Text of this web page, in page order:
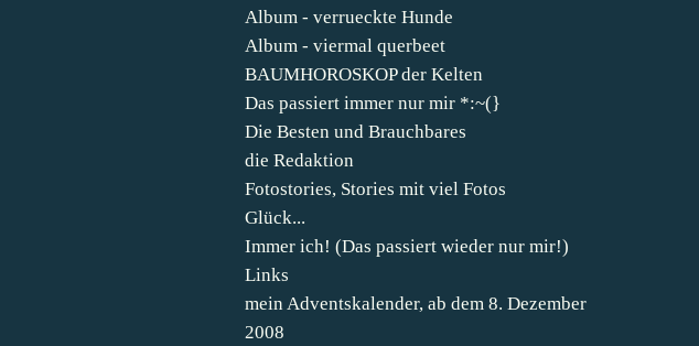
Album - verrueckte Hunde
Album - viermal querbeet
BAUMHOROSKOP der Kelten
Das passiert immer nur mir *:~(}
Die Besten und Brauchbares
die Redaktion
Fotostories, Stories mit viel Fotos
Glück...
Immer ich! (Das passiert wieder nur mir!)
Links
mein Adventskalender, ab dem 8. Dezember
2008